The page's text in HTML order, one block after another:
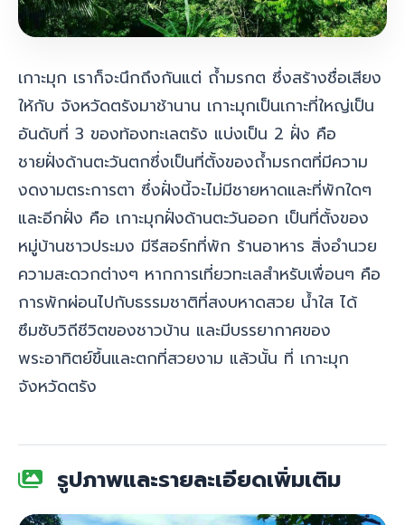
เกาะมุก เราก็จะนึกถึงกันแต่ ถ้ำมรกต ซึ่งสร้างชื่อเสียง
ให้กับ จังหวัดตรังมาช้านาน เกาะมุกเป็นเกาะที่ใหญ่เป็น
อันดับที่ 3 ของท้องทะเลตรัง แบ่งเป็น 2 ฝั่ง คือ
ชายฝั่งด้านตะวันตกซึ่งเป็นที่ตั้งของถ้ำมรกตที่มีความ
งดงามตระการตา ซึ่งฝั่งนี้จะไม่มีชายหาดและที่พักใดๆ
และอีกฝั่ง คือ เกาะมุกฝั่งด้านตะวันออก เป็นที่ตั้งของ
หมู่บ้านชาวประมง มีรีสอร์ทที่พัก ร้านอาหาร สิ่งอำนวย
ความสะดวกต่างๆ หากการเที่ยวทะเลสำหรับเพื่อนๆ คือ
การพักผ่อนไปกับธรรมชาติที่สงบหาดสวย น้ำใส ได้
ซึมซับวิถีชีวิตของชาวบ้าน และมีบรรยากาศของ
พระอาทิตย์ขึ้นและตกที่สวยงาม แล้วนั้น ที่ เกาะมุก
จังหวัดตรัง
รูปภาพและรายละเอียดเพิ่มเติม